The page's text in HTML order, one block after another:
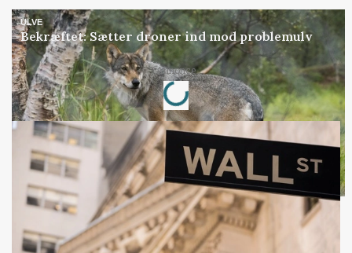
ULVE
Bekræftet: Sætter droner ind mod problemulv
Annonce
Loading...